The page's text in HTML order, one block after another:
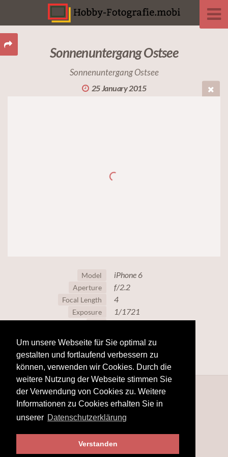
Um unsere Webseite für Sie optimal zu
gestalten und fortlaufend verbessern zu
können, verwenden wir Cookies. Durch die
weitere Nutzung der Webseite stimmen Sie
der Verwendung von Cookies zu. Weitere
Informationen zu Cookies erhalten Sie in
unserer Datenschutzerklärung
Verstanden
Sonnenuntergang Ostsee
Sonnenuntergang Ostsee
25 January 2015
Model iPhone 6
Aperture f/2.2
Focal Length 4
Exposure 1/1721
32
© 2025www.hobby-fotografie.mobi